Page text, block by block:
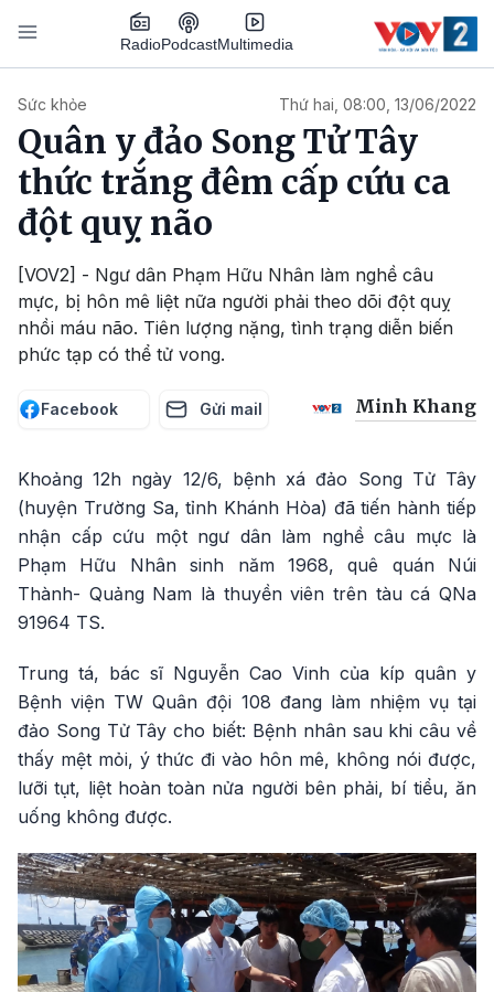
Nhảy đến nội dung
RadioPodcastMultimedia
Sức khỏe Thứ hai, 08:00, 13/06/2022
Quân y đảo Song Tử Tây
thức trắng đêm cấp cứu ca
đột quỵ não
[VOV2] - Ngư dân Phạm Hữu Nhân làm nghề câu
mực, bị hôn mê liệt nữa người phải theo dõi đột quỵ
nhồi máu não. Tiên lượng nặng, tình trạng diễn biến
phức tạp có thể tử vong.
Facebook Gửi mail Minh Khang
Khoảng 12h ngày 12/6, bệnh xá đảo Song Tử Tây
(huyện Trường Sa, tỉnh Khánh Hòa) đã tiến hành tiếp
nhận cấp cứu một ngư dân làm nghề câu mực là
Phạm Hữu Nhân sinh năm 1968, quê quán Núi
Thành- Quảng Nam là thuyền viên trên tàu cá QNa
91964 TS.
Trung tá, bác sĩ Nguyễn Cao Vinh của kíp quân y
Bệnh viện TW Quân đội 108 đang làm nhiệm vụ tại
đảo Song Tử Tây cho biết: Bệnh nhân sau khi câu về
thấy mệt mỏi, ý thức đi vào hôn mê, không nói được,
lưỡi tụt, liệt hoàn toàn nửa người bên phải, bí tiểu, ăn
uống không được.